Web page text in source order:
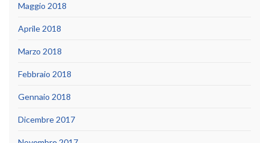
Maggio 2018
Aprile 2018
Marzo 2018
Febbraio 2018
Gennaio 2018
Dicembre 2017